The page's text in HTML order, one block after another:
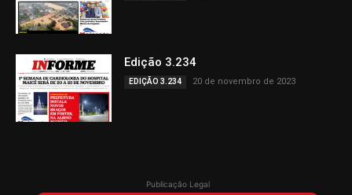
Edição 3.234
EDIÇÃO 3.234 20 de novembro de 2023
Publicação Legal